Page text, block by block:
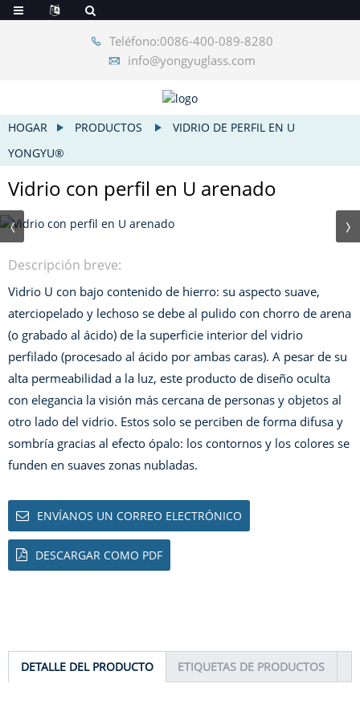
Teléfono:0086-400-089-8280
info@yongyuglass.com
HOGAR PRODUCTOS
VIDRIO DE PERFIL EN U
YONGYU®
Vidrio con perfil en U arenado
Descripción breve:
Vidrio U con bajo contenido de hierro: su aspecto suave,
aterciopelado y lechoso se debe al pulido con chorro de arena
(o grabado al ácido) de la superficie interior del vidrio
perfilado (procesado al ácido por ambas caras). A pesar de su
alta permeabilidad a la luz, este producto de diseño oculta
con elegancia la visión más cercana de personas y objetos al
otro lado del vidrio. Estos solo se perciben de forma difusa y
sombría gracias al efecto ópalo: los contornos y los colores se
funden en suaves zonas nubladas.
ENVÍANOS UN CORREO ELECTRÓNICO
DESCARGAR COMO PDF
DETALLE DEL PRODUCTO ETIQUETAS DE PRODUCTOS